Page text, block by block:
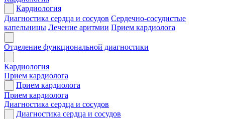
Кардиология
Диагностика сердца и сосудов Сердечно-сосудистые
капельницы Лечение аритмии Прием кардиолога
Отделение функциональной диагностики
Кардиология
Прием кардиолога
Прием кардиолога
Прием кардиолога
Диагностика сердца и сосудов
Диагностика сердца и сосудов